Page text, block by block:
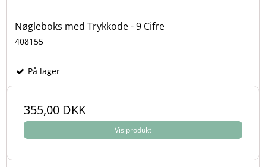
Nøgleboks med Trykkode - 9 Cifre
408155
På lager
355,00 DKK
Vis produkt